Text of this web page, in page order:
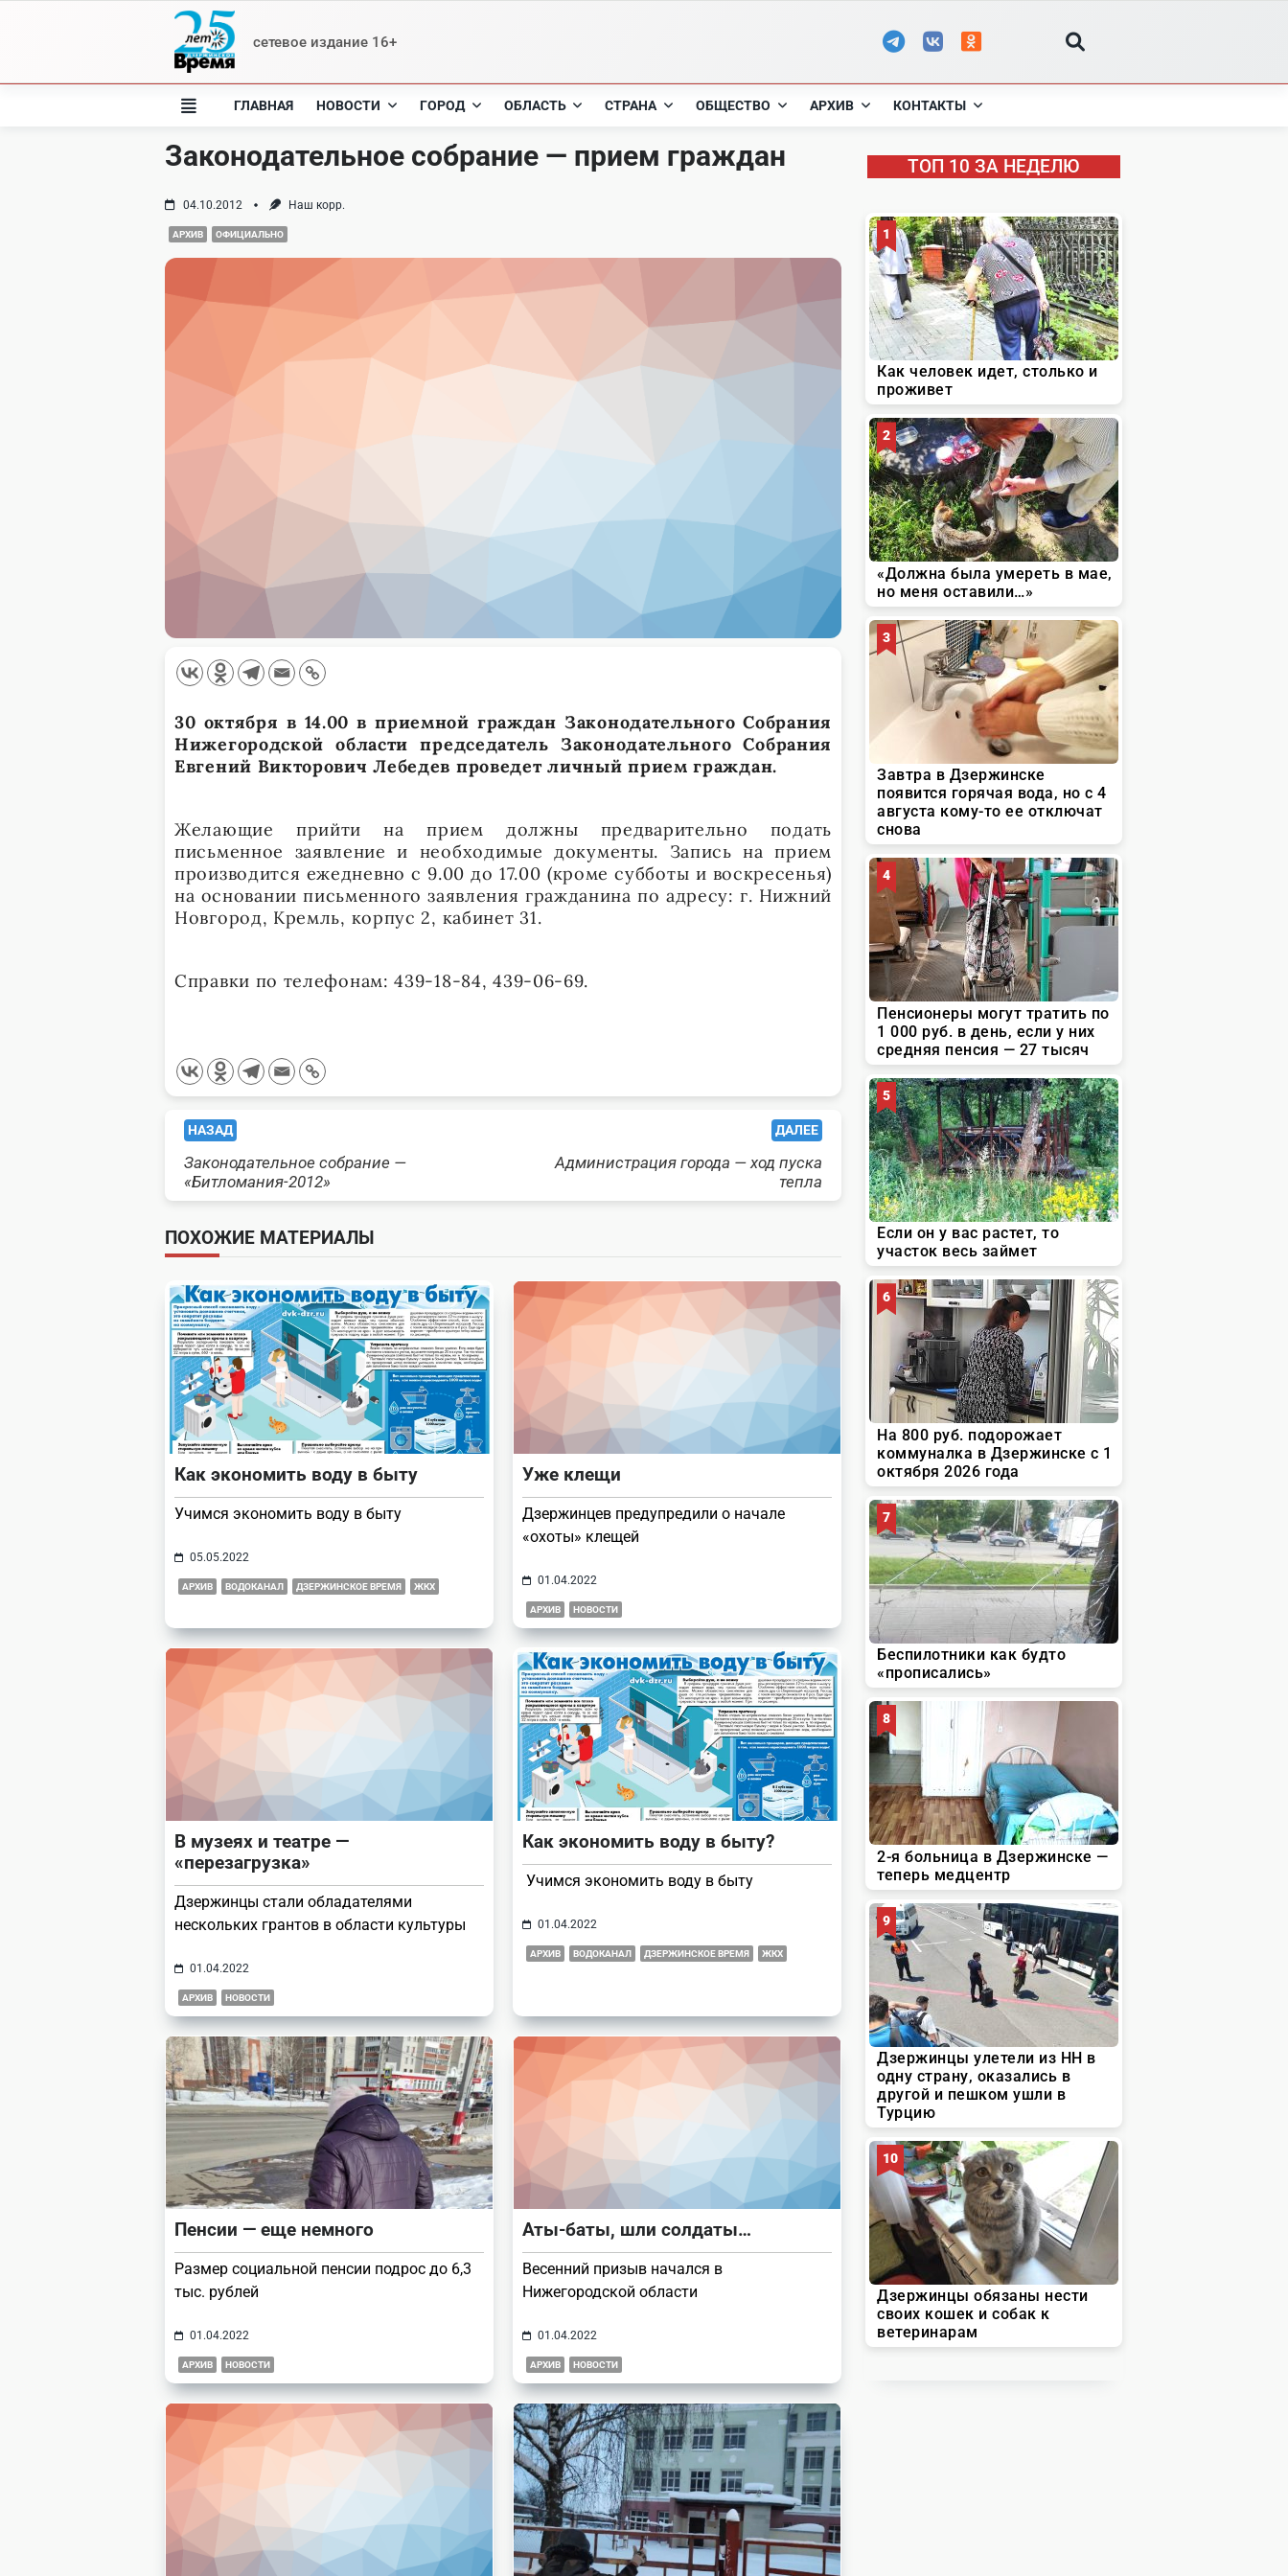
сетевое издание 16+
ГЛАВНАЯ НОВОСТИ ГОРОД ОБЛАСТЬ СТРАНА ОБЩЕСТВО АРХИВ КОНТАКТЫ
Законодательное собрание — прием граждан
04.10.2012 Наш корр.
АРХИВ ОФИЦИАЛЬНО
30 октября в 14.00 в приемной граждан Законодательного Собрания
Нижегородской области председатель Законодательного Собрания
Евгений Викторович Лебедев проведет личный прием граждан.
Желающие прийти на прием должны предварительно подать
письменное заявление и необходимые документы. Запись на прием
производится ежедневно с 9.00 до 17.00 (кроме субботы и воскресенья)
на основании письменного заявления гражданина по адресу: г. Нижний
Новгород, Кремль, корпус 2, кабинет 31.
Справки по телефонам: 439-18-84, 439-06-69.
<span
class="nav-
screen-
reader-
text">Page</span>
НАЗАД
Законодательное собрание —
«Битломания-2012»
ДАЛЕЕ
Администрация города — ход пуска
тепла
ПОХОЖИЕ МАТЕРИАЛЫ
Как экономить воду в быту
Учимся экономить воду в быту
05.05.2022
АРХИВ ВОДОКАНАЛ ДЗЕРЖИНСКОЕ ВРЕМЯ ЖКХ
Уже клещи
Дзержинцев предупредили о начале
«охоты» клещей
01.04.2022
АРХИВ НОВОСТИ
В музеях и театре —
«перезагрузка»
Дзержинцы стали обладателями
нескольких грантов в области культуры
01.04.2022
АРХИВ НОВОСТИ
Как экономить воду в быту?
Учимся экономить воду в быту
01.04.2022
АРХИВ ВОДОКАНАЛ ДЗЕРЖИНСКОЕ ВРЕМЯ ЖКХ
Пенсии — еще немного
Размер социальной пенсии подрос до 6,3
тыс. рублей
01.04.2022
АРХИВ НОВОСТИ
Аты-баты, шли солдаты…
Весенний призыв начался в
Нижегородской области
01.04.2022
АРХИВ НОВОСТИ
ТОП 10 ЗА НЕДЕЛЮ